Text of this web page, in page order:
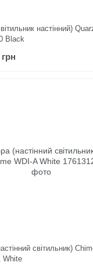
настінний)
Black
світильник)
White